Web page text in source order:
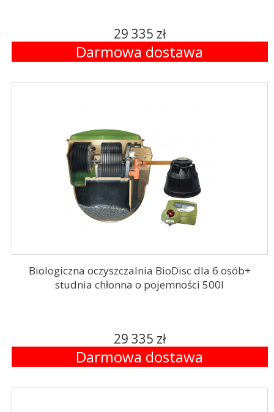
29 335 zł
Darmowa dostawa
Biologiczna oczyszczalnia BioDisc dla 6 osób+
studnia chłonna o pojemności 500l
29 335 zł
Darmowa dostawa